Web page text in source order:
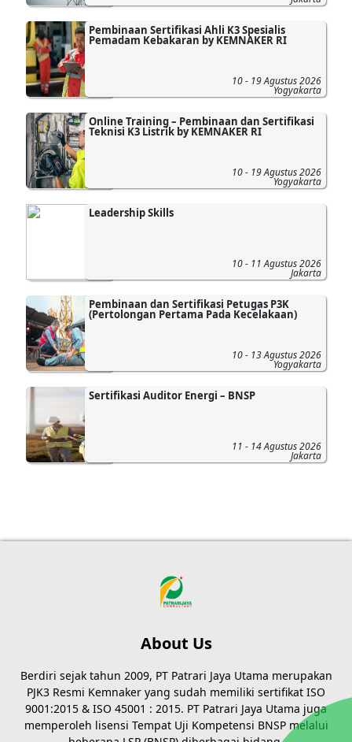
Pembinaan Sertifikasi Ahli K3 Spesialis
Pemadam Kebakaran by KEMNAKER RI
10 - 19 Agustus 2026
Yogyakarta
Online Training – Pembinaan dan Sertifikasi
Teknisi K3 Listrik by KEMNAKER RI
10 - 19 Agustus 2026
Yogyakarta
Leadership Skills
10 - 11 Agustus 2026
Jakarta
Pembinaan dan Sertifikasi Petugas P3K
(Pertolongan Pertama Pada Kecelakaan)
10 - 13 Agustus 2026
Yogyakarta
Sertifikasi Auditor Energi – BNSP
11 - 14 Agustus 2026
Jakarta
About Us
Berdiri sejak tahun 2009, PT Patrari Jaya Utama merupakan
PJK3 Resmi Kemnaker yang sudah memiliki sertifikat ISO
9001:2015 & ISO 45001 : 2015. PT Patrari Jaya Utama juga
memperoleh lisensi Tempat Uji Kompetensi BNSP melalui